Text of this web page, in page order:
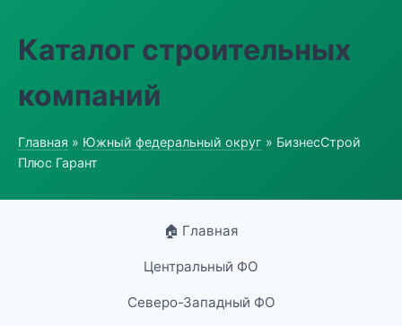
Каталог строительных
компаний
Главная » Южный федеральный округ » БизнесСтрой
Плюс Гарант
🏠 Главная
Центральный ФО
Северо-Западный ФО